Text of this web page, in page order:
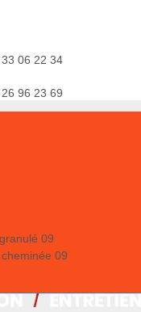
06 22 34
96 23 69
09
09